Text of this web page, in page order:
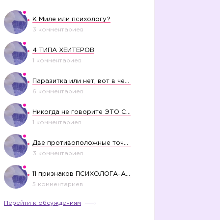
К Миле или психологу?
3 комментариев
4 ТИПА ХЕЙТЕРОВ
1 комментариев
6 комментариев
1 комментариев
3 комментариев
5 комментариев
Перейти к обсуждениям